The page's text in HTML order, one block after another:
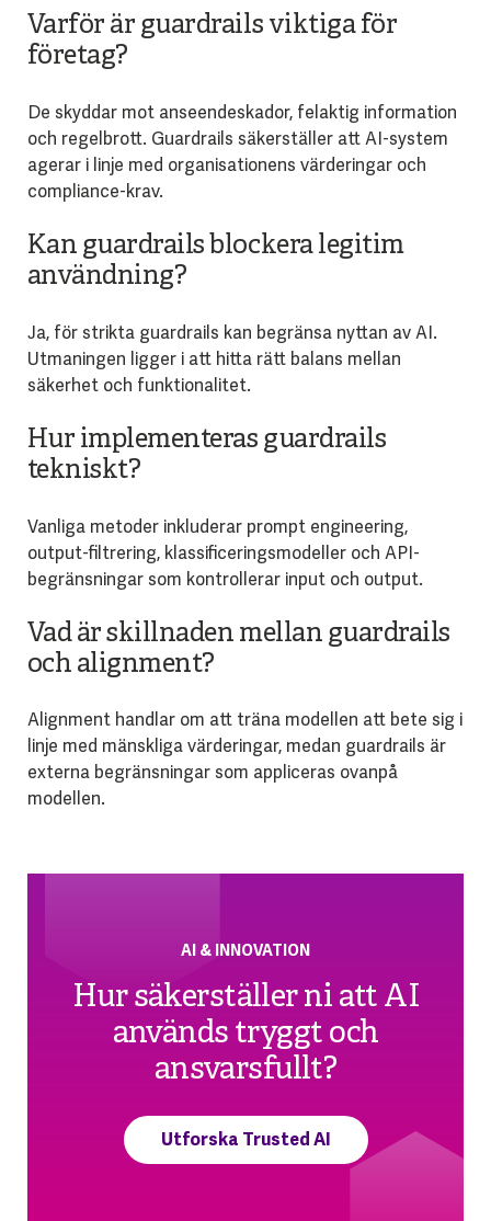
Varför är guardrails viktiga för
företag?
De skyddar mot anseendeskador, felaktig information
och regelbrott. Guardrails säkerställer att AI-system
agerar i linje med organisationens värderingar och
compliance-krav.
Kan guardrails blockera legitim
användning?
Ja, för strikta guardrails kan begränsa nyttan av AI.
Utmaningen ligger i att hitta rätt balans mellan
säkerhet och funktionalitet.
Hur implementeras guardrails
tekniskt?
Vanliga metoder inkluderar prompt engineering,
output-filtrering, klassificeringsmodeller och API-
begränsningar som kontrollerar input och output.
Vad är skillnaden mellan guardrails
och alignment?
Alignment handlar om att träna modellen att bete sig i
linje med mänskliga värderingar, medan guardrails är
externa begränsningar som appliceras ovanpå
modellen.
AI & INNOVATION
Hur säkerställer ni att AI
används tryggt och
ansvarsfullt?
Utforska Trusted AI